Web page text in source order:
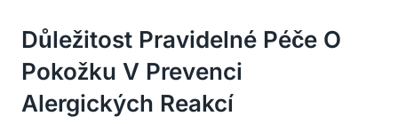
Důležitost Pravidelné Péče O
Pokožku V Prevenci
Alergických Reakcí